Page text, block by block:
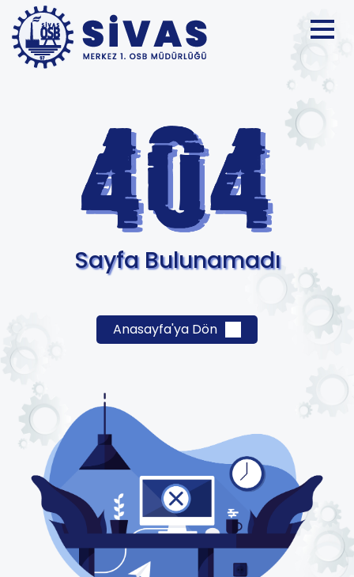
Sayfa Bulunamadı
Anasayfa'ya Dön